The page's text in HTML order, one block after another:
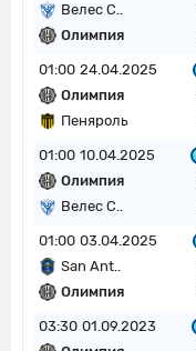
Велес С..
Олимпия
01:00 24.04.2025
Олимпия
Пеняроль
01:00 10.04.2025
Олимпия
Велес С..
01:00 03.04.2025
San Ant..
Олимпия
03:30 01.09.2023